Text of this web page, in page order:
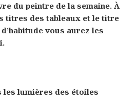
du peintre de la semaine. À
titres des tableaux et le titre
vous aurez les
les lumières des étoiles